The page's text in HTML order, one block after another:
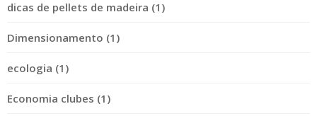
dicas de pellets de madeira (1)
Dimensionamento (1)
ecologia (1)
Economia clubes (1)